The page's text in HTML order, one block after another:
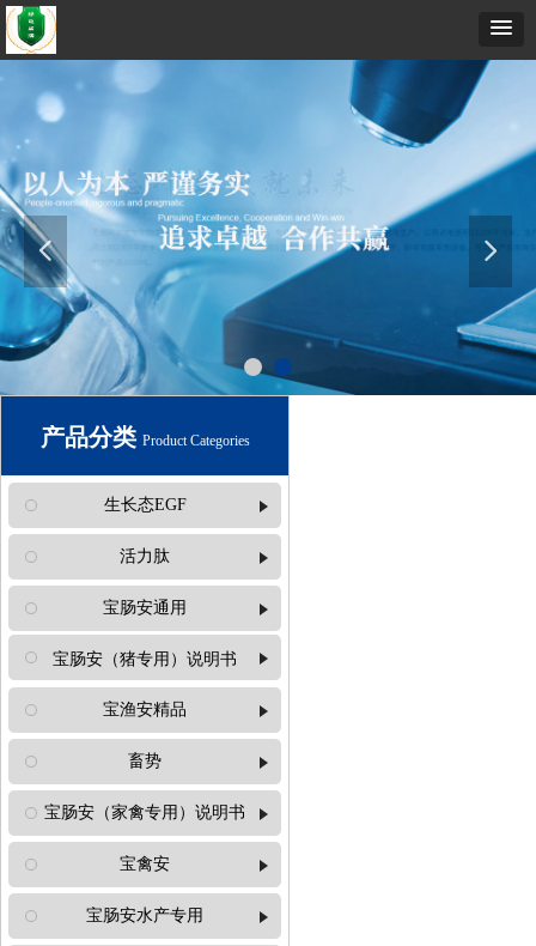
넳 넲
产品分类 Product Categories
生长态EGF
生长态EGF
活力肽
活力肽
宝肠安通用
宝肠安通用
宝肠安（猪专用）说明书
宝肠安（猪专用）说明书
宝渔安精品
宝渔安精品
畜势
畜势
宝肠安（家禽专用）说明书
宝肠安（家禽专用）说明书
宝禽安
宝禽安
宝肠安水产专用